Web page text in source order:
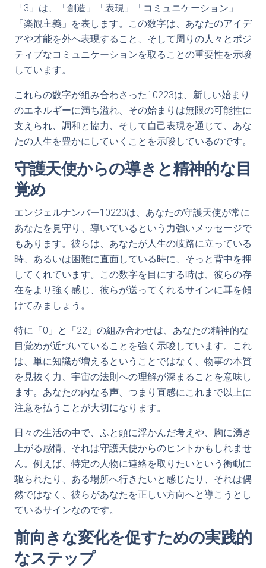
「3」は、「創造」「表現」「コミュニケーション」
「楽観主義」を表します。この数字は、あなたのアイデ
アや才能を外へ表現すること、そして周りの人々とポジ
ティブなコミュニケーションを取ることの重要性を示唆
しています。
これらの数字が組み合わさった10223は、新しい始まり
のエネルギーに満ち溢れ、その始まりは無限の可能性に
支えられ、調和と協力、そして自己表現を通じて、あな
たの人生を豊かにしていくことを示唆しているのです。
守護天使からの導きと精神的な目
覚め
エンジェルナンバー10223は、あなたの守護天使が常に
あなたを見守り、導いているという力強いメッセージで
もあります。彼らは、あなたが人生の岐路に立っている
時、あるいは困難に直面している時に、そっと背中を押
してくれています。この数字を目にする時は、彼らの存
在をより強く感じ、彼らが送ってくれるサインに耳を傾
けてみましょう。
特に「0」と「22」の組み合わせは、あなたの精神的な
目覚めが近づいていることを強く示唆しています。これ
は、単に知識が増えるということではなく、物事の本質
を見抜く力、宇宙の法則への理解が深まることを意味し
ます。あなたの内なる声、つまり直感にこれまで以上に
注意を払うことが大切になります。
日々の生活の中で、ふと頭に浮かんだ考えや、胸に湧き
上がる感情、それは守護天使からのヒントかもしれませ
ん。例えば、特定の人物に連絡を取りたいという衝動に
駆られたり、ある場所へ行きたいと感じたり、それは偶
然ではなく、彼らがあなたを正しい方向へと導こうとし
ているサインなのです。
前向きな変化を促すための実践的
なステップ